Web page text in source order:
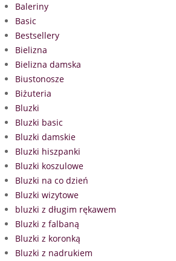
Baleriny
Basic
Bestsellery
Bielizna
Bielizna damska
Biustonosze
Biżuteria
Bluzki
Bluzki basic
Bluzki damskie
Bluzki hiszpanki
Bluzki koszulowe
Bluzki na co dzień
Bluzki wizytowe
bluzki z długim rękawem
Bluzki z falbaną
Bluzki z koronką
Bluzki z nadrukiem